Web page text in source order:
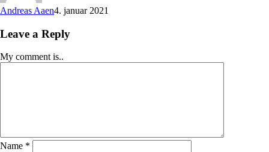
Andreas Aaen4. januar 2021
Leave a Reply
My comment is..
Name *